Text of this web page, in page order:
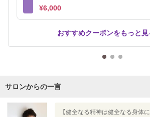
¥6,000
おすすめクーポンをもっと見
サロンからの一言
【健全なる精神は健全なる身体